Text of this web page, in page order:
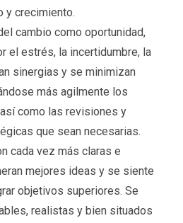
y crecimiento.
cambio como oportunidad,
el estrés, la incertidumbre, la
sinergias y se minimizan
más agilmente los
como las revisiones y
que sean necesarias.
cada vez más claras e
mejores ideas y se siente
objetivos superiores. Se
realistas y bien situados